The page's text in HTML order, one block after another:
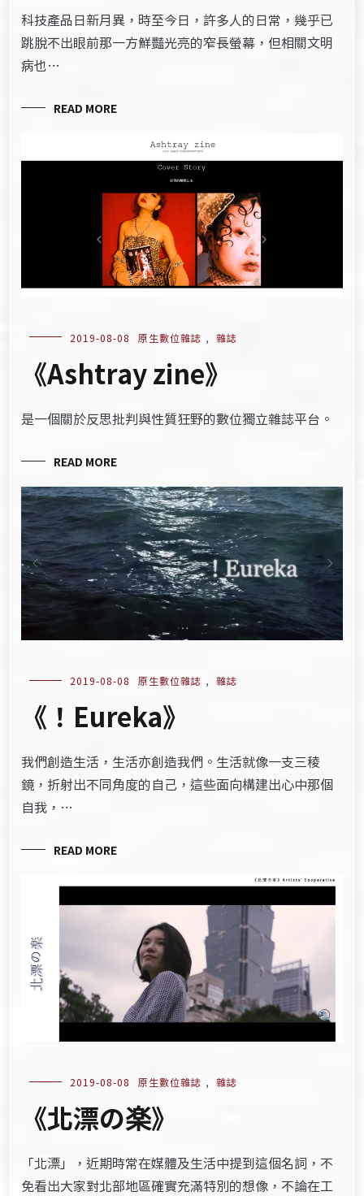
科技產品日新月異，時至今日，許多人的日常，幾乎已
跳脫不出眼前那一方鮮豔光亮的窄長螢幕，但相關文明
病也…
READ MORE
2019-08-08 原生數位雜誌 , 雜誌
《Ashtray zine》
是一個關於反思批判與性質狂野的數位獨立雜誌平台。
READ MORE
2019-08-08 原生數位雜誌 , 雜誌
《！Eureka》
我們創造生活，生活亦創造我們。生活就像一支三稜
鏡，折射出不同角度的自己，這些面向構建出心中那個
自我，…
READ MORE
2019-08-08 原生數位雜誌 , 雜誌
《北漂の楽》
「北漂」，近期時常在媒體及生活中提到這個名詞，不
免看出大家對北部地區確實充滿特別的想像，不論在工